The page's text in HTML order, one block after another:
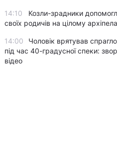
14:10
Козли-зрадники
своїх родичів на цілому
14:00
Чоловік врятував
під час 40-градусної спеки:
відео